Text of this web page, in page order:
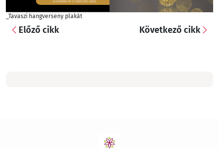
_Tavaszi hangverseny plakát
Előző cikk Következő cikk